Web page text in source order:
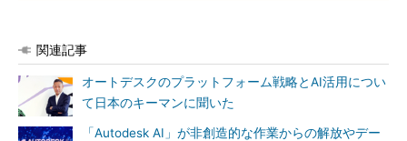
関連記事
オートデスクのプラットフォーム戦略とAI活用につい
て日本のキーマンに聞いた
「Autodesk AI」が非創造的な作業からの解放やデー